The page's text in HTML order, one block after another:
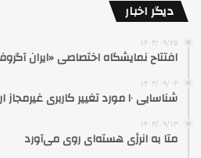
دیگر اخبار
۱۴۰۳/۰۹/۲۵
افتتاح نمایشگاه اختصاصی «ایران
۱۴۰۳/۰۹/۰۴
شناسایی ۱۰ مورد تغییر کاربری غیرمجاز اراضی کشاورزی در خوزستان
۱۴۰۳/۰۹/۱۳
متا به انرژی هسته‌ای روی می‌آورد